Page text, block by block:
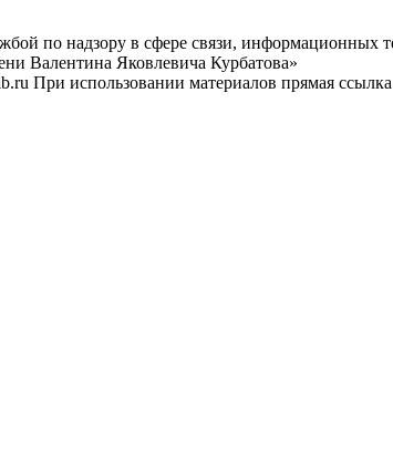
по надзору в сфере связи, информационных
Валентина Яковлевича Курбатова»
При использовании материалов прямая